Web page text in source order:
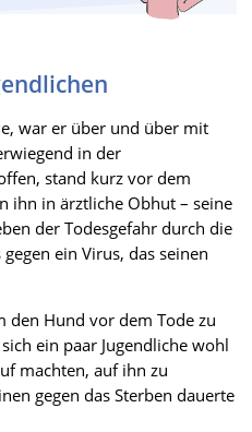
war er über und über mit
in der
stand kurz vor dem
ihn in ärztliche Obhut – seine
der Todesgefahr durch die
ein Virus, das seinen
den Hund vor dem Tode zu
ein paar Jugendliche wohl
machten, auf ihn zu
gegen das Sterben dauerte